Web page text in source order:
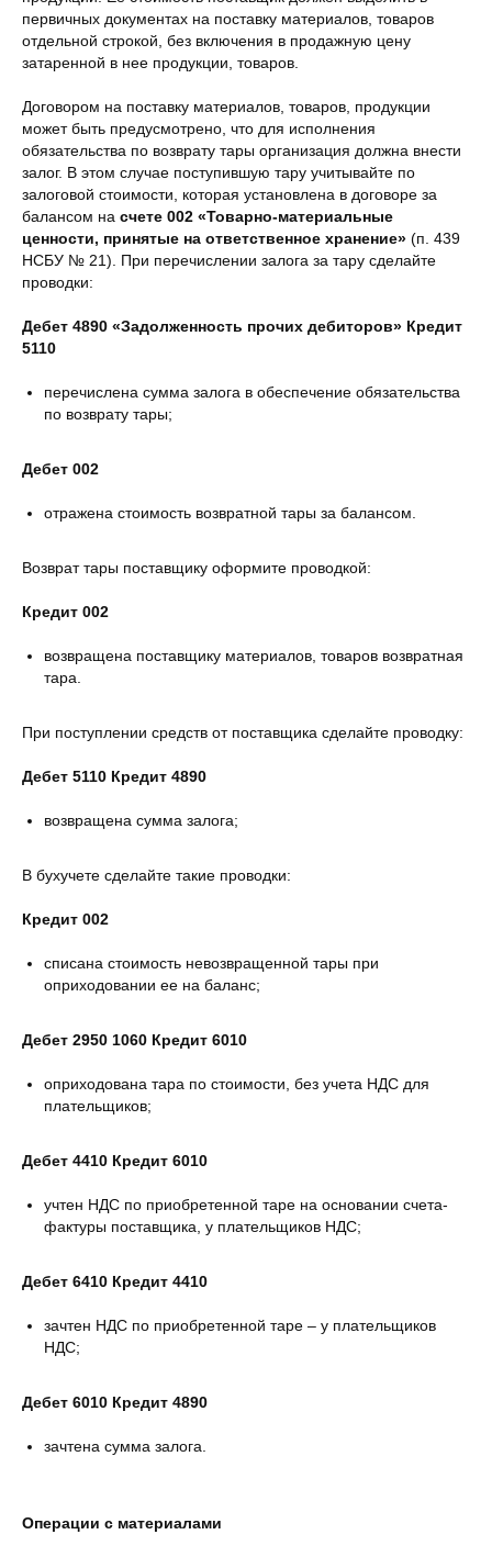
первичных документах на поставку материалов, товаров
отдельной строкой, без включения в продажную цену
затаренной в нее продукции, товаров.
Договором на поставку материалов, товаров, продукции
может быть предусмотрено, что для исполнения
обязательства по возврату тары организация должна внести
залог. В этом случае поступившую тару учитывайте по
залоговой стоимости, которая установлена в договоре за
балансом на счете 002 «Товарно-материальные
ценности, принятые на ответственное хранение» (п. 439
НСБУ № 21). При перечислении залога за тару сделайте
проводки:
Дебет 4890 «Задолженность прочих дебиторов» Кредит
5110
перечислена сумма залога в обеспечение обязательства
по возврату тары;
Дебет 002
отражена стоимость возвратной тары за балансом.
Возврат тары поставщику оформите проводкой:
Кредит 002
возвращена поставщику материалов, товаров возвратная
тара.
При поступлении средств от поставщика сделайте проводку:
Дебет 5110 Кредит 4890
возвращена сумма залога;
В бухучете сделайте такие проводки:
Кредит 002
списана стоимость невозвращенной тары при
оприходовании ее на баланс;
Дебет 2950 1060 Кредит 6010
оприходована тара по стоимости, без учета НДС для
плательщиков;
Дебет 4410 Кредит 6010
учтен НДС по приобретенной таре на основании счета-
фактуры поставщика, у плательщиков НДС;
Дебет 6410 Кредит 4410
зачтен НДС по приобретенной таре – у плательщиков
НДС;
Дебет 6010 Кредит 4890
зачтена сумма залога.
Операции с материалами